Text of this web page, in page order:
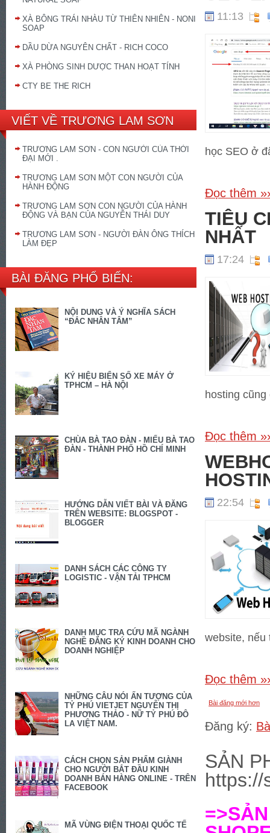
XÀ BÔNG TRÁI NHÀU TỪ THIÊN NHIÊN - NONI
SOAP
DẦU DỪA NGUYÊN CHẤT - RICH COCO
XÀ PHÒNG SINH DƯỢC THAN HOẠT TÍNH
CTY BE THE RICH
VIẾT VỀ TRƯƠNG LAM SƠN
TRƯƠNG LAM SƠN - CON NGƯỜI CỦA THỜI
ĐẠI MỚI .
TRƯƠNG LAM SƠN MỘT CON NGƯỜI CỦA
HÀNH ĐỘNG
TRƯƠNG LAM SƠN CON NGƯỜI CỦA HÀNH
ĐỘNG VÀ BẠN CỦA NGUYỄN THÁI DUY
TRƯƠNG LAM SƠN - NGƯỜI ĐÀN ÔNG THÍCH
LÀM ĐẸP
BÀI ĐĂNG PHỔ BIẾN:
NỘI DUNG VÀ Ý NGHĨA SÁCH
“ĐẮC NHÂN TÂM”
KÝ HIỆU BIỂN SỐ XE MÁY Ở
TPHCM – HÀ NỘI
CHÙA BÀ TAO ĐÀN - MIẾU BÀ TAO
ĐÀN - THÀNH PHỐ HỒ CHÍ MINH
HƯỚNG DẪN VIẾT BÀI VÀ ĐĂNG
TRÊN WEBSITE: BLOGSPOT -
BLOGGER
DANH SÁCH CÁC CÔNG TY
LOGISTIC - VẬN TẢI TPHCM
DANH MỤC TRA CỨU MÃ NGÀNH
NGHỀ ĐĂNG KÝ KINH DOANH CHO
DOANH NGHIỆP
NHỮNG CÂU NÓI ẤN TƯỢNG CỦA
TỶ PHÚ VIETJET NGUYỄN THỊ
PHƯƠNG THẢO - NỮ TỶ PHÚ ĐÔ
LA VIỆT NAM.
CÁCH CHỌN SẢN PHẨM GIÀNH
CHO NGƯỜI BẮT ĐẦU KINH
DOANH BÁN HÀNG ONLINE - TRÊN
FACEBOOK
MÃ VÙNG ĐIỆN THOẠI QUỐC TẾ
11:13
học SEO ở
Đọc thêm
TIÊU
NHẤT
17:24
hosting
Đọc thêm
22:54
website,
Đọc thêm
Bài đăng mới hơn
Đăng ký:
SẢN
https://